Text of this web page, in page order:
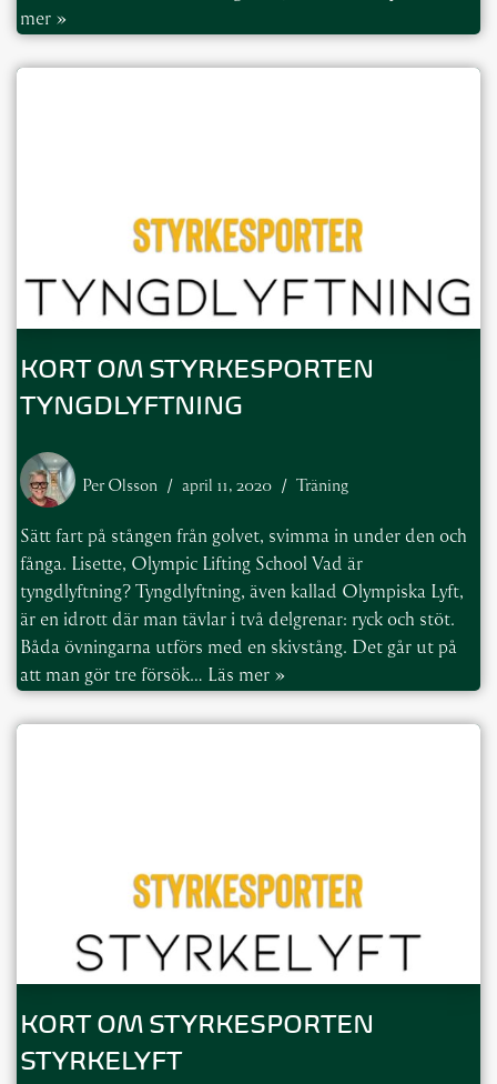
mer »
KORT OM STYRKESPORTEN
TYNGDLYFTNING
Per Olsson april 11, 2020 Träning
Sätt fart på stången från golvet, svimma in under den och
fånga. Lisette, Olympic Lifting School Vad är
tyngdlyftning? Tyngdlyftning, även kallad Olympiska Lyft,
är en idrott där man tävlar i två delgrenar: ryck och stöt.
Båda övningarna utförs med en skivstång. Det går ut på
att man gör tre försök… Läs mer »
KORT OM STYRKESPORTEN
STYRKELYFT